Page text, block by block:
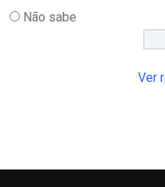
Não sabe
Ver